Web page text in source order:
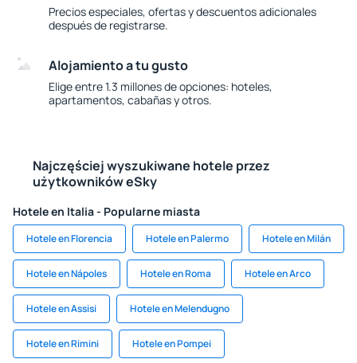
Precios especiales, ofertas y descuentos adicionales
después de registrarse.
Alojamiento a tu gusto
Elige entre 1.3 millones de opciones: hoteles,
apartamentos, cabañas y otros.
Najczęściej wyszukiwane hotele przez
użytkowników eSky
Hotele en Italia - Popularne miasta
Hotele en Florencia Hotele en Palermo Hotele en Milán
Hotele en Nápoles Hotele en Roma Hotele en Arco
Hotele en Assisi Hotele en Melendugno
Hotele en Rimini Hotele en Pompei